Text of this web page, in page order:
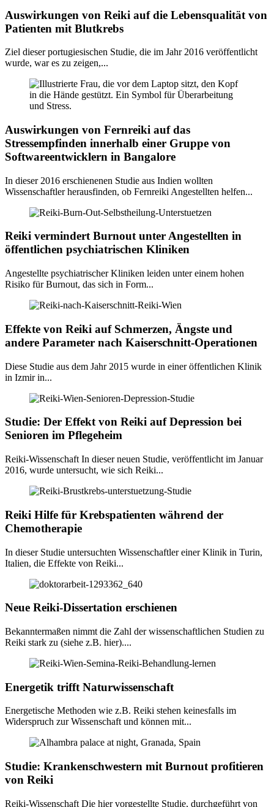
Auswirkungen von Reiki auf die Lebensqualität von
Patienten mit Blutkrebs
Ziel dieser portugiesischen Studie, die im Jahr 2016 veröffentlicht
wurde, war es zu zeigen,...
Auswirkungen von Fernreiki auf das
Stressempfinden innerhalb einer Gruppe von
Softwareentwicklern in Bangalore
In dieser 2016 erschienenen Studie aus Indien wollten
Wissenschaftler herausfinden, ob Fernreiki Angestellten helfen...
Reiki vermindert Burnout unter Angestellten in
öffentlichen psychiatrischen Kliniken
Angestellte psychiatrischer Kliniken leiden unter einem hohen
Risiko für Burnout, das sich in Form...
Effekte von Reiki auf Schmerzen, Ängste und
andere Parameter nach Kaiserschnitt-Operationen
Diese Studie aus dem Jahr 2015 wurde in einer öffentlichen Klinik
in Izmir in...
Studie: Der Effekt von Reiki auf Depression bei
Senioren im Pflegeheim
Reiki-Wissenschaft In dieser neuen Studie, veröffentlicht im Januar
2016, wurde untersucht, wie sich Reiki...
Reiki Hilfe für Krebspatienten während der
Chemotherapie
In dieser Studie untersuchten Wissenschaftler einer Klinik in Turin,
Italien, die Effekte von Reiki...
Neue Reiki-Dissertation erschienen
Bekanntermaßen nimmt die Zahl der wissenschaftlichen Studien zu
Reiki stark zu (siehe z.B. hier)....
Energetik trifft Naturwissenschaft
Energetische Methoden wie z.B. Reiki stehen keinesfalls im
Widerspruch zur Wissenschaft und können mit...
Studie: Krankenschwestern mit Burnout profitieren
von Reiki
Reiki-Wissenschaft Die hier vorgestellte Studie, durchgeführt von